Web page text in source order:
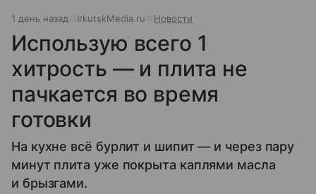
1 день назад IrkutskMedia.ru Новости
Использую всего 1
хитрость — и плита не
пачкается во время
готовки
На кухне всё бурлит и шипит — и через пару
минут плита уже покрыта каплями масла
и брызгами.